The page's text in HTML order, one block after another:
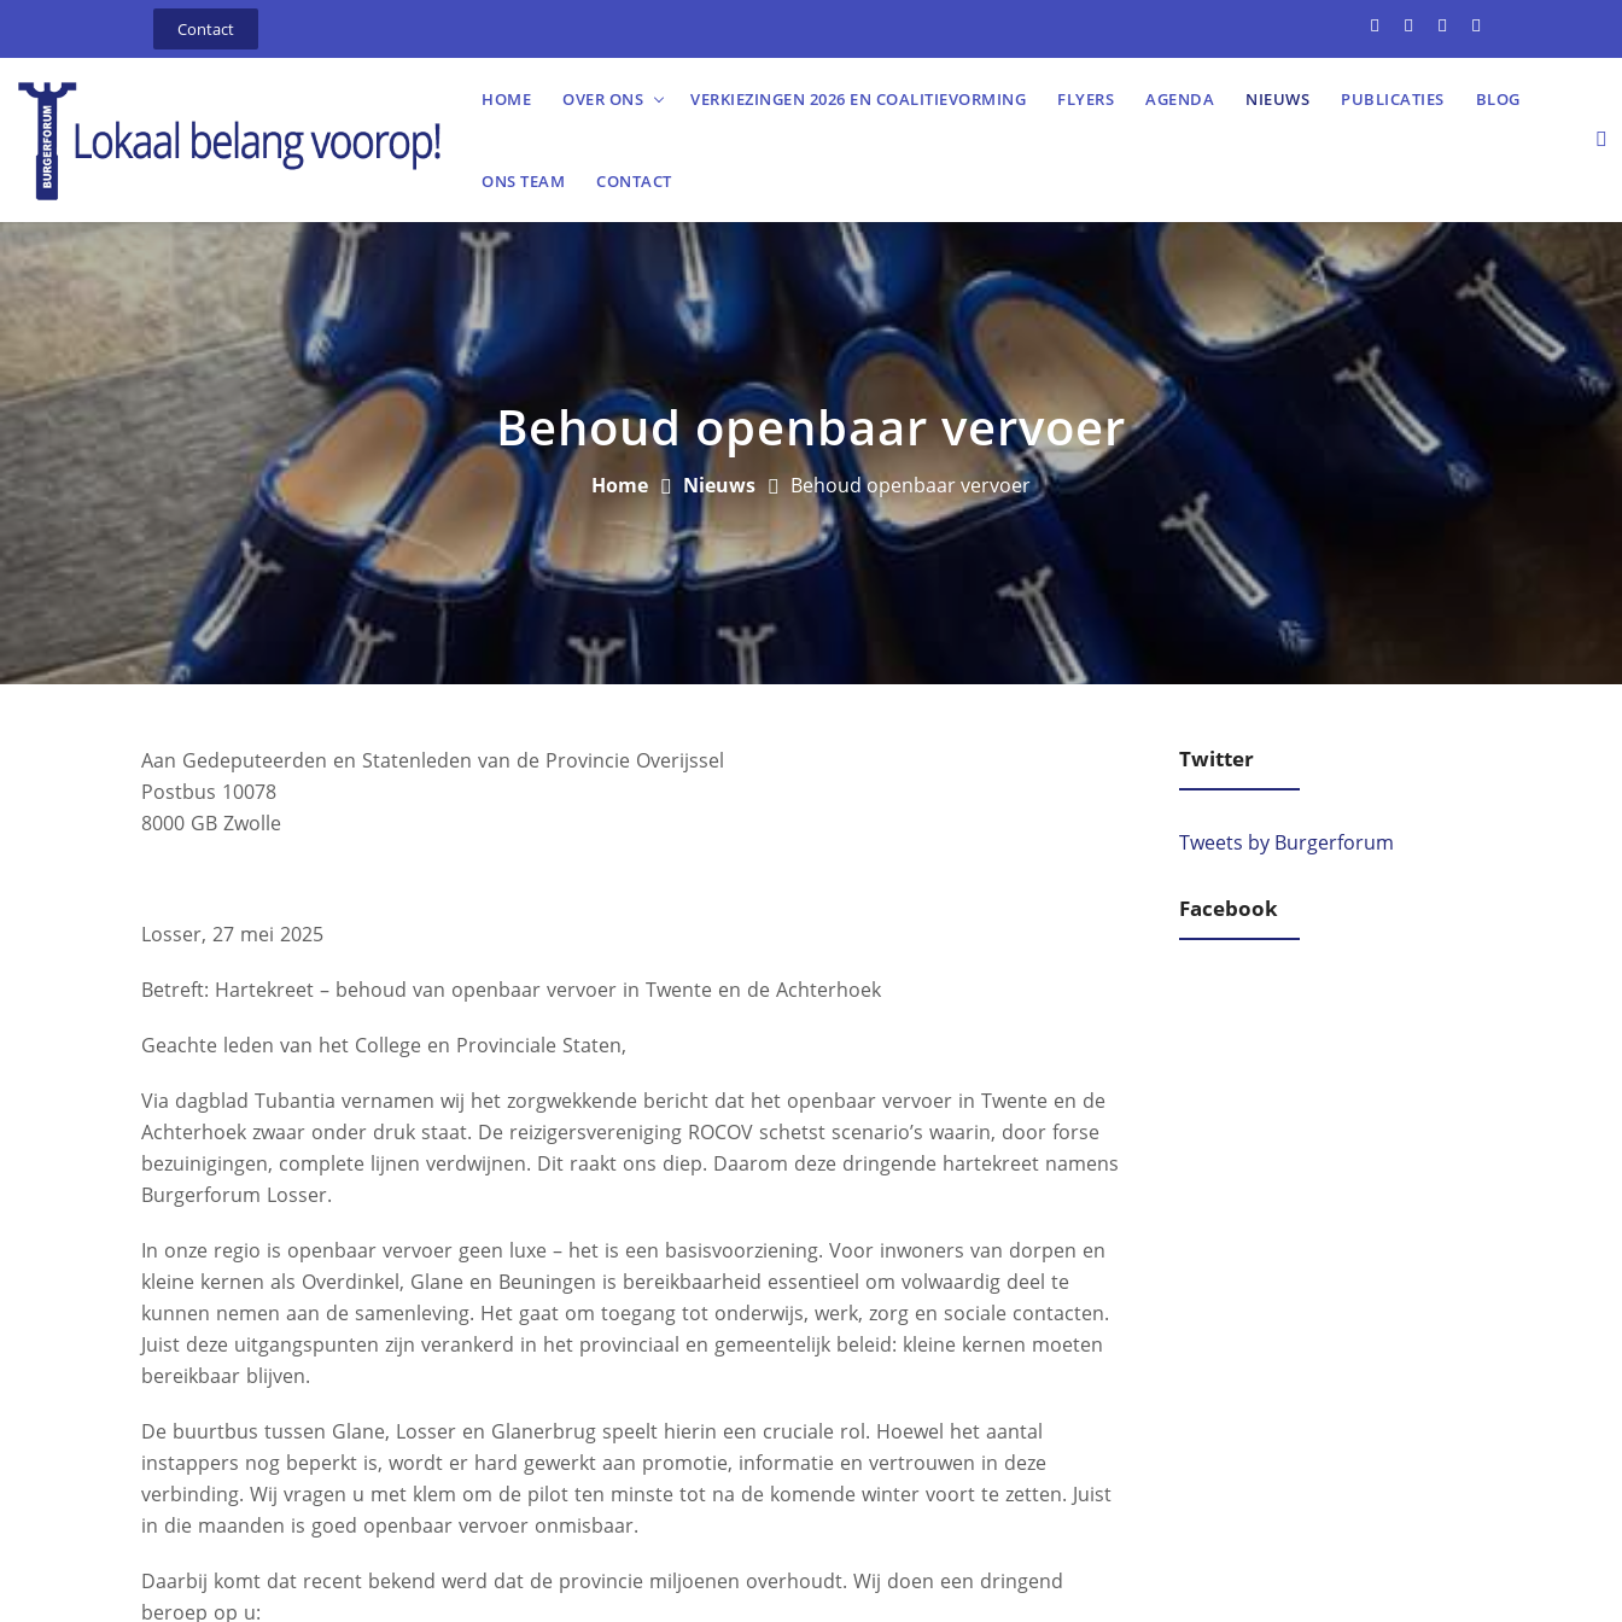
Contact
HOME OVER ONS VERKIEZINGEN 2026 EN COALITIEVORMING FLYERS AGENDA NIEUWS PUBLICATIES BLOG
ONS TEAM CONTACT
Behoud openbaar vervoer
Home Nieuws Behoud openbaar vervoer
Aan Gedeputeerden en Statenleden van de Provincie Overijssel
Postbus 10078
8000 GB Zwolle
Losser, 27 mei 2025
Betreft: Hartekreet – behoud van openbaar vervoer in Twente en de Achterhoek
Geachte leden van het College en Provinciale Staten,
Via dagblad Tubantia vernamen wij het zorgwekkende bericht dat het openbaar vervoer in Twente en de
Achterhoek zwaar onder druk staat. De reizigersvereniging ROCOV schetst scenario’s waarin, door forse
bezuinigingen, complete lijnen verdwijnen. Dit raakt ons diep. Daarom deze dringende hartekreet namens
Burgerforum Losser.
In onze regio is openbaar vervoer geen luxe – het is een basisvoorziening. Voor inwoners van dorpen en
kleine kernen als Overdinkel, Glane en Beuningen is bereikbaarheid essentieel om volwaardig deel te
kunnen nemen aan de samenleving. Het gaat om toegang tot onderwijs, werk, zorg en sociale contacten.
Juist deze uitgangspunten zijn verankerd in het provinciaal en gemeentelijk beleid: kleine kernen moeten
bereikbaar blijven.
De buurtbus tussen Glane, Losser en Glanerbrug speelt hierin een cruciale rol. Hoewel het aantal
instappers nog beperkt is, wordt er hard gewerkt aan promotie, informatie en vertrouwen in deze
verbinding. Wij vragen u met klem om de pilot ten minste tot na de komende winter voort te zetten. Juist
in die maanden is goed openbaar vervoer onmisbaar.
Daarbij komt dat recent bekend werd dat de provincie miljoenen overhoudt. Wij doen een dringend
beroep op u:
Twitter
Tweets by Burgerforum
Facebook